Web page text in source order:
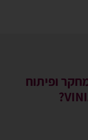
שנות מחקר ופיתוח